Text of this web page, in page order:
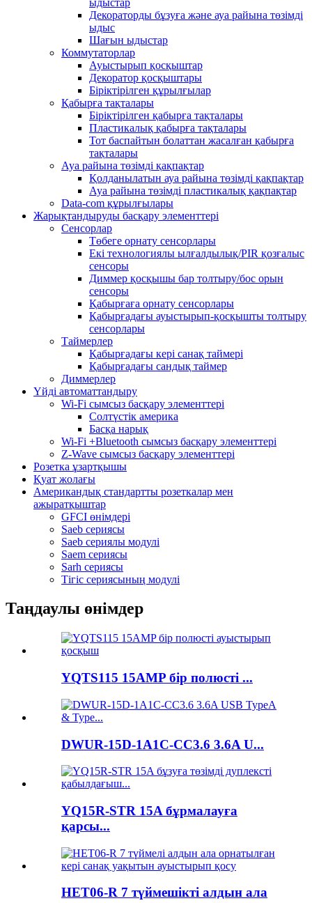
Декораторды бұзуға және ауа райына төзімді
ыдыс
Шағын ыдыстар
Коммутаторлар
Ауыстырып қосқыштар
Декоратор қосқыштары
Біріктірілген құрылғылар
Қабырға тақталары
Біріктірілген қабырға тақталары
Пластикалық қабырға тақталары
Тот баспайтын болаттан жасалған қабырға
тақталары
Ауа райына төзімді қақпақтар
Қолданылатын ауа райына төзімді қақпақтар
Ауа райына төзімді пластикалық қақпақтар
Data-com құрылғылары
Жарықтандыруды басқару элементтері
Сенсорлар
Төбеге орнату сенсорлары
Екі технологиялы ылғалдылық/PIR қозғалыс
сенсоры
Диммер қосқышы бар толтыру/бос орын
сенсоры
Қабырғаға орнату сенсорлары
Қабырғадағы ауыстырып-қосқышты толтыру
сенсорлары
Таймерлер
Қабырғадағы кері санақ таймері
Қабырғадағы сандық таймер
Диммерлер
Үйді автоматтандыру
Wi-Fi сымсыз басқару элементтері
Солтүстік америка
Басқа нарық
Wi-Fi +Bluetooth сымсыз басқару элементтері
Z-Wave сымсыз басқару элементтері
Розетка ұзартқышы
Қуат жолағы
Американдық стандартты розеткалар мен
ажыратқыштар
GFCI өнімдері
Saeb сериясы
Saeb сериялы модулі
Saem сериясы
Sarh сериясы
Тігіс сериясының модулі
Таңдаулы өнімдер
YQTS115 15AMP бір полюсті ...
DWUR-15D-1A1C-CC3.6 3.6A U...
YQ15R-STR 15A бұрмалауға
қарсы...
HET06-R 7 түймешікті алдын ала